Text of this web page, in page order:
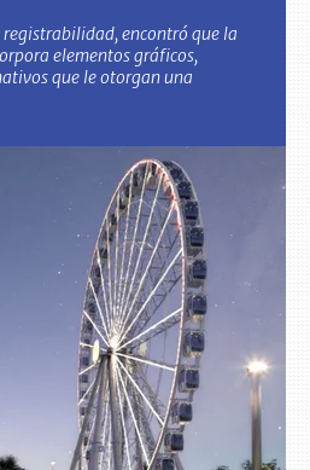
registrabilidad, encontró que la
elementos gráficos,
que le otorgan una